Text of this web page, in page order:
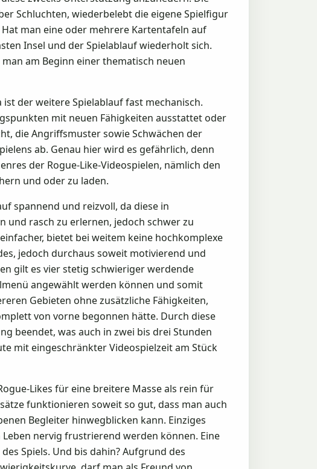
Schluchten, wiederbelebt die eigene Spielfigur
man eine oder mehrere Kartentafeln auf
Insel und der Spielablauf wiederholt sich.
am Beginn einer thematisch neuen
der weitere Spielablauf fast mechanisch.
mit neuen Fähigkeiten ausstattet oder
die Angriffsmuster sowie Schwächen der
ab. Genau hier wird es gefährlich, denn
der Rogue-Like-Videospielen, nämlich den
und oder zu laden.
spannend und reizvoll, da diese in
und rasch zu erlernen, jedoch schwer zu
bietet bei weitem keine hochkomplexe
jedoch durchaus soweit motivierend und
gilt es vier stetig schwieriger werdende
angewählt werden können und somit
Gebieten ohne zusätzliche Fähigkeiten,
von vorne begonnen hätte. Durch diese
beendet, was auch in zwei bis drei Stunden
mit eingeschränkter Videospielzeit am Stück
Likes für eine breitere Masse als rein für
funktionieren soweit so gut, dass man auch
Begleiter hinwegblicken kann. Einziges
nervig frustrierend werden können. Eine
Spiels. Und bis dahin? Aufgrund des